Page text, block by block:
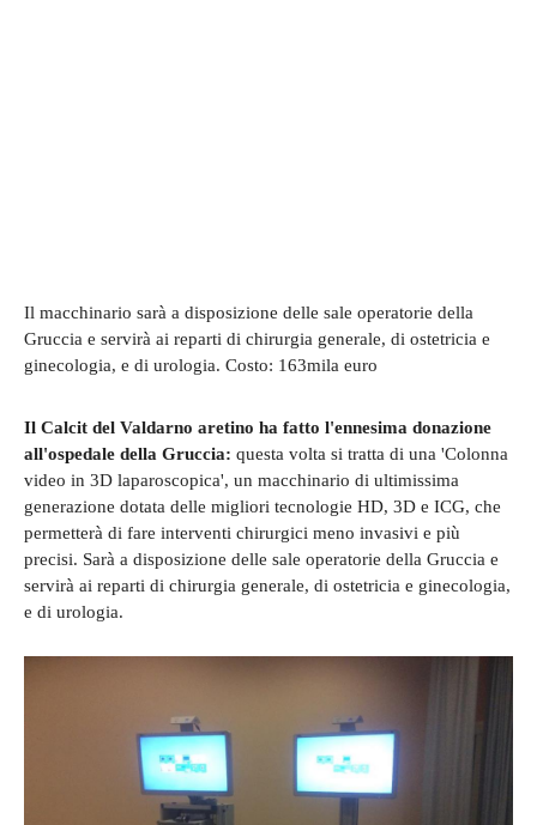
Il macchinario sarà a disposizione delle sale operatorie della
Gruccia e servirà ai reparti di chirurgia generale, di ostetricia e
ginecologia, e di urologia. Costo: 163mila euro
Il Calcit del Valdarno aretino ha fatto l'ennesima donazione
all'ospedale della Gruccia: questa volta si tratta di una 'Colonna
video in 3D laparoscopica', un macchinario di ultimissima
generazione dotata delle migliori tecnologie HD, 3D e ICG, che
permetterà di fare interventi chirurgici meno invasivi e più
precisi. Sarà a disposizione delle sale operatorie della Gruccia e
servirà ai reparti di chirurgia generale, di ostetricia e ginecologia,
e di urologia.